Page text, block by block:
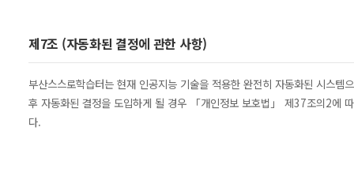
제7조 (자동화된 결정에 관한 사항)
부산스스로학습터는 현재 인공지능 기술을 적용한 완전히 자동화된 시스
후 자동화된 결정을 도입하게 될 경우 「개인정보 보호법」 제37조의2에
다.